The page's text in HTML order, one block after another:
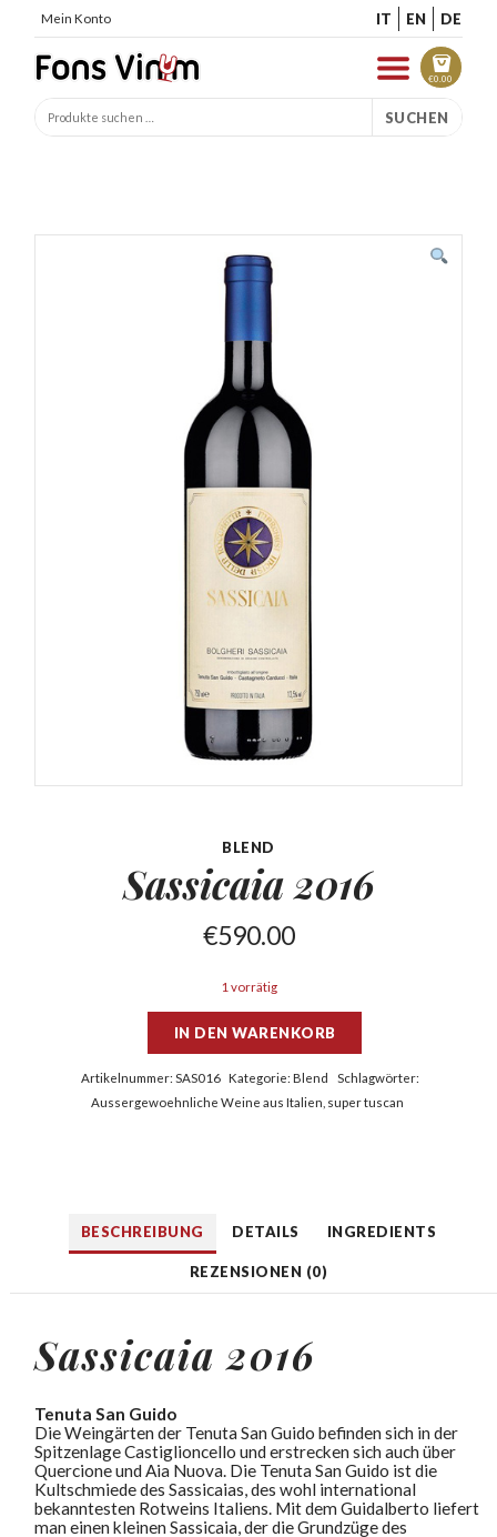
Mein Konto IT EN DE
€0.00
SUCHEN
BLEND
Sassicaia2016
€590.00
1 vorrätig
IN DEN WARENKORB
Artikelnummer: SAS016 Kategorie:Blend
Schlagwörter:
Aussergewoehnliche Weine aus Italien super tuscan
BESCHREIBUNG DETAILS INGREDIENTS
REZENSIONEN (0)
Sassicaia 2016
Tenuta San Guido
Die Weingärten der Tenuta San Guido befinden sich in der
Spitzenlage Castiglioncello und erstrecken sich auch über
Quercione und Aia Nuova. Die Tenuta San Guido ist die
Kultschmiede des Sassicaias, des wohl international
bekanntesten Rotweins Italiens. Mit dem Guidalberto liefert
man einen kleinen Sassicaia, der die Grundzüge des